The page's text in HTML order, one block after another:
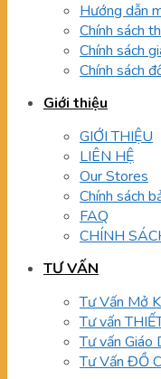
Hướng dẫn
Chính sách
Chính sách
Chính sách
Giới thiệu
GIỚI THIỆU
LIÊN HỆ
Our Stores
Chính sách
FAQ
CHÍNH
TƯ VẤN
Tư Vấn Mở
Tư vấn
Tư vấn Giáo
Tư Vấn ĐỒ